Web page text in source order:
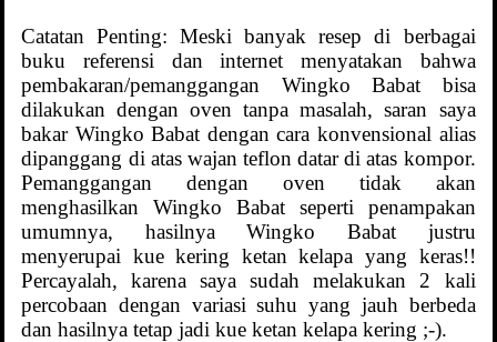
Catatan Penting: Meski banyak resep di berbagai
buku referensi dan internet menyatakan bahwa
pembakaran/pemanggangan Wingko Babat bisa
dilakukan dengan oven tanpa masalah, saran saya
bakar Wingko Babat dengan cara konvensional alias
dipanggang di atas wajan teflon datar di atas kompor.
Pemanggangan dengan oven tidak akan
menghasilkan Wingko Babat seperti penampakan
umumnya, hasilnya Wingko Babat justru
menyerupai kue kering ketan kelapa yang keras!!
Percayalah, karena saya sudah melakukan 2 kali
percobaan dengan variasi suhu yang jauh berbeda
dan hasilnya tetap jadi kue ketan kelapa kering ;-).